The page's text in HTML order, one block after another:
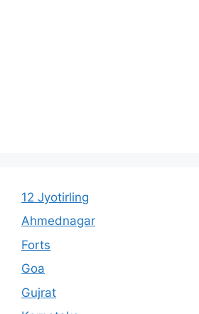
12 Jyotirling
Ahmednagar
Forts
Goa
Gujrat